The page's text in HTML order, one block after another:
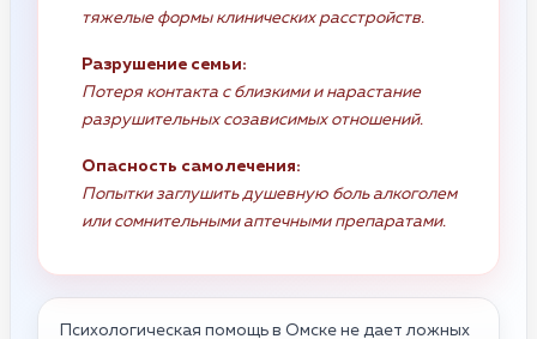
тяжелые формы клинических расстройств.
Разрушение семьи:
Потеря контакта с близкими и нарастание
разрушительных созависимых отношений.
Опасность самолечения:
Попытки заглушить душевную боль алкоголем
или сомнительными аптечными препаратами.
Психологическая помощь в Омске не дает ложных